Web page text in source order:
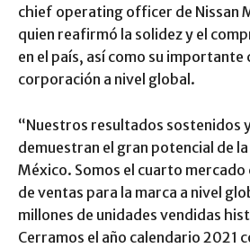
chief operating officer de Nissan
quien reafirmó la solidez y el
en el país, así como su importante
corporación a nivel global.
“Nuestros resultados sostenidos
demuestran el gran potencial de
México. Somos el cuarto
de ventas para la marca a nivel
millones de unidades vendidas
Cerramos el año calendario 2021